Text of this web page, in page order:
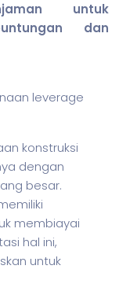
untuk
dan
leverage
konstruksi
dengan
besar.
membiayai
hal ini,
untuk